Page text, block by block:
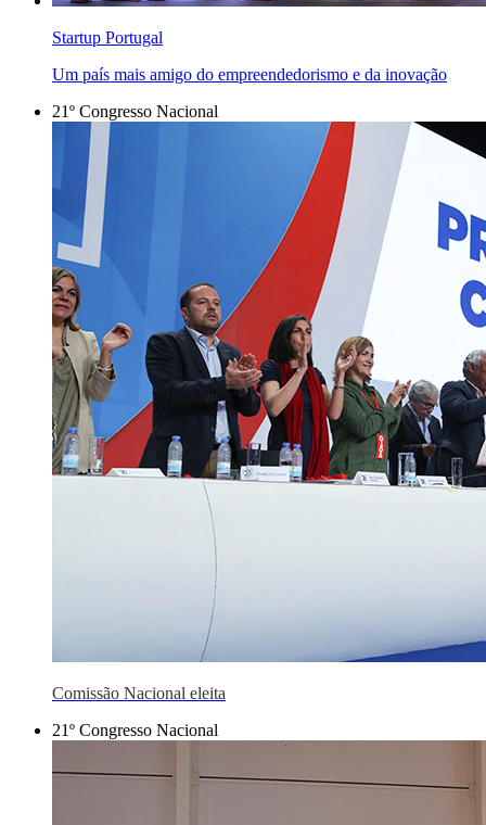
Startup Portugal
Um país mais amigo do empreendedorismo e da inovação
21º Congresso Nacional
Comissão Nacional eleita
21º Congresso Nacional